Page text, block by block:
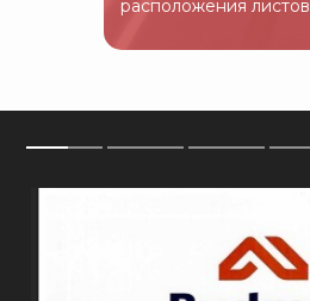
расположения листов